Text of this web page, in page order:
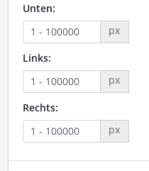
Unten:
px
Links:
px
Rechts:
px